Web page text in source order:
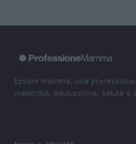
Essere mamma, una
maternità, educazione, salute e